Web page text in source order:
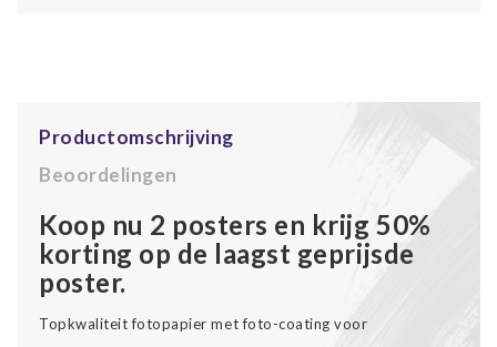
Productomschrijving
Beoordelingen
Koop nu 2 posters en krijg 50%
korting op de laagst geprijsde
poster.
Topkwaliteit fotopapier met foto-coating voor